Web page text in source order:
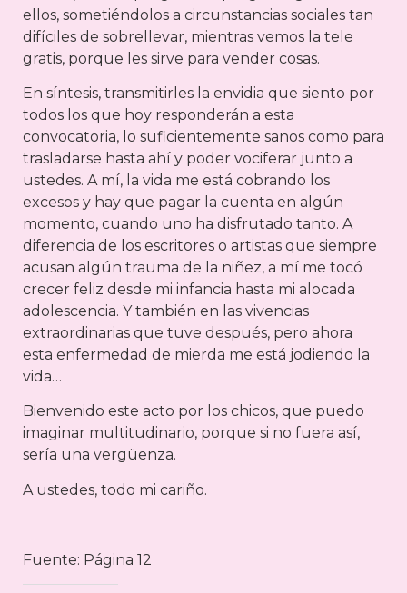
ellos, sometiéndolos a circunstancias sociales tan
difíciles de sobrellevar, mientras vemos la tele
gratis, porque les sirve para vender cosas.
En síntesis, transmitirles la envidia que siento por
todos los que hoy responderán a esta
convocatoria, lo suficientemente sanos como para
trasladarse hasta ahí y poder vociferar junto a
ustedes. A mí, la vida me está cobrando los
excesos y hay que pagar la cuenta en algún
momento, cuando uno ha disfrutado tanto. A
diferencia de los escritores o artistas que siempre
acusan algún trauma de la niñez, a mí me tocó
crecer feliz desde mi infancia hasta mi alocada
adolescencia. Y también en las vivencias
extraordinarias que tuve después, pero ahora
esta enfermedad de mierda me está jodiendo la
vida…
Bienvenido este acto por los chicos, que puedo
imaginar multitudinario, porque si no fuera así,
sería una vergüenza.
A ustedes, todo mi cariño.
Fuente: Página 12